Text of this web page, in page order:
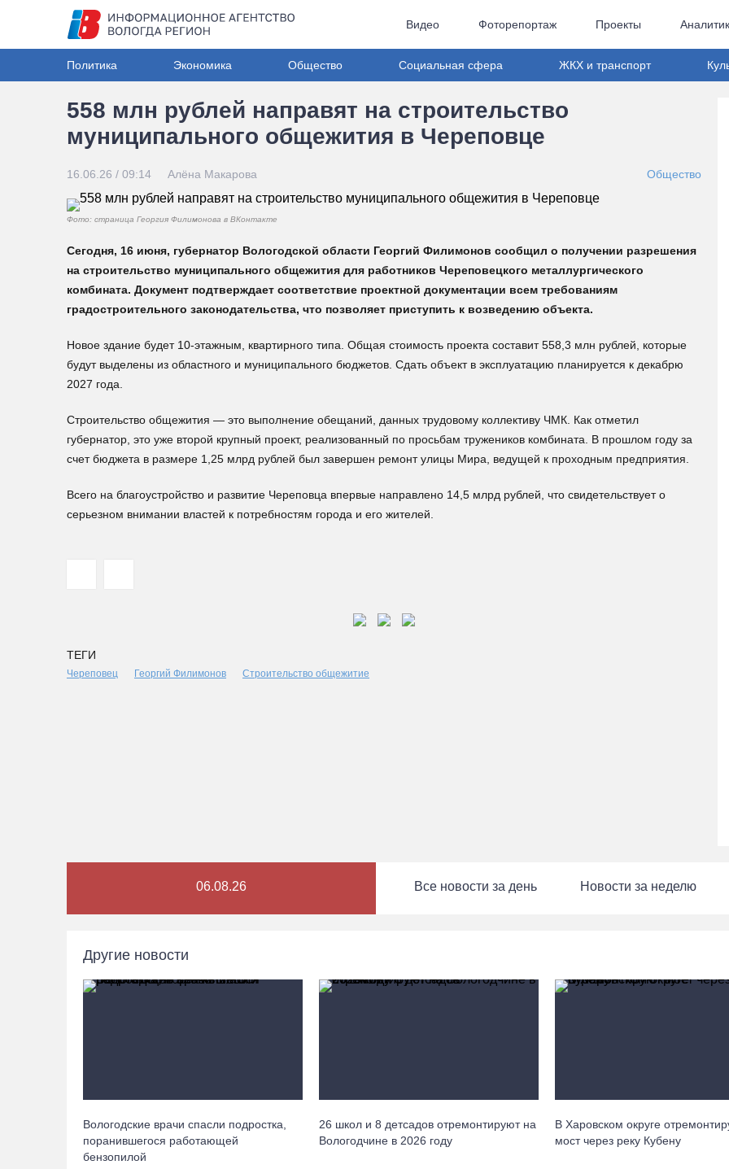
Видео Фоторепортаж Проекты
Политика Экономика Общество Социальная сфера ЖКХ и транспорт
558 млн рублей направят на строительство
муниципального общежития в Череповце
16.06.26 / 09:14 Алёна Макарова Общество
Фото: страница Георгия Филимонова в ВКонтакте
Сегодня, 16 июня, губернатор Вологодской области Георгий Филимонов сообщил о получении разрешения
на строительство муниципального общежития для работников Череповецкого металлургического
комбината. Документ подтверждает соответствие проектной документации всем требованиям
градостроительного законодательства, что позволяет приступить к возведению объекта.
Новое здание будет 10-этажным, квартирного типа. Общая стоимость проекта составит 558,3 млн рублей, которые
будут выделены из областного и муниципального бюджетов. Сдать объект в эксплуатацию планируется к декабрю
2027 года.
Строительство общежития — это выполнение обещаний, данных трудовому коллективу ЧМК. Как отметил
губернатор, это уже второй крупный проект, реализованный по просьбам тружеников комбината. В прошлом году за
счет бюджета в размере 1,25 млрд рублей был завершен ремонт улицы Мира, ведущей к проходным предприятия.
Всего на благоустройство и развитие Череповца впервые направлено 14,5 млрд рублей, что свидетельствует о
серьезном внимании властей к потребностям города и его жителей.
ТЕГИ
Череповец Георгий Филимонов Строительство общежитие
06.08.26 Все новости за день Новости за неделю
Другие новости
Вологодские врачи спасли подростка,
поранившегося работающей
бензопилой
26 школ и 8 детсадов отремонтируют на
Вологодчине в 2026 году
В Харовском округе
мост через реку Кубену